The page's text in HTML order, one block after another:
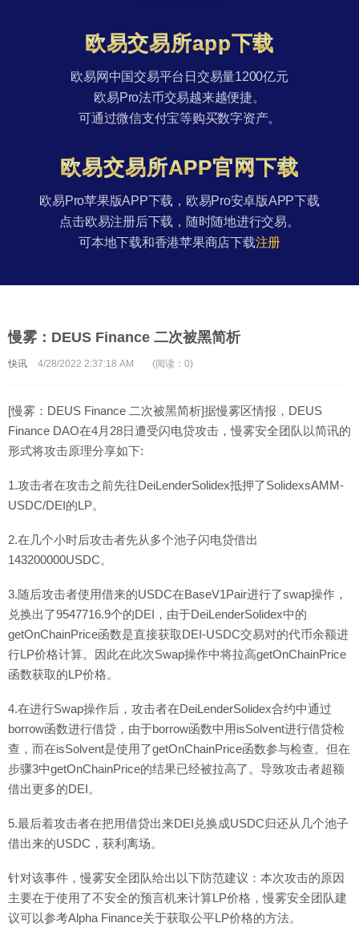
欧易交易所app下载
欧易网中国交易平台日交易量1200亿元
欧易Pro法币交易越来越便捷。
可通过微信支付宝等购买数字资产。
欧易交易所APP官网下载
欧易Pro苹果版APP下载，欧易Pro安卓版APP下载
点击欧易注册后下载，随时随地进行交易。
可本地下载和香港苹果商店下载注册
慢雾：DEUS Finance 二次被黑简析
快讯 4/28/2022 2:37:18 AM (阅读：0)
[慢雾：DEUS Finance 二次被黑简析]据慢雾区情报，DEUS
Finance DAO在4月28日遭受闪电贷攻击，慢雾安全团队以简讯的
形式将攻击原理分享如下:
1.攻击者在攻击之前先往DeiLenderSolidex抵押了SolidexsAMM-
USDC/DEI的LP。
2.在几个小时后攻击者先从多个池子闪电贷借出
143200000USDC。
3.随后攻击者使用借来的USDC在BaseV1Pair进行了swap操作，
兑换出了9547716.9个的DEI，由于DeiLenderSolidex中的
getOnChainPrice函数是直接获取DEI-USDC交易对的代币余额进
行LP价格计算。因此在此次Swap操作中将拉高getOnChainPrice
函数获取的LP价格。
4.在进行Swap操作后，攻击者在DeiLenderSolidex合约中通过
borrow函数进行借贷，由于borrow函数中用isSolvent进行借贷检
查，而在isSolvent是使用了getOnChainPrice函数参与检查。但在
步骤3中getOnChainPrice的结果已经被拉高了。导致攻击者超额
借出更多的DEI。
5.最后着攻击者在把用借贷出来DEI兑换成USDC归还从几个池子
借出来的USDC，获利离场。
针对该事件，慢雾安全团队给出以下防范建议：本次攻击的原因
主要在于使用了不安全的预言机来计算LP价格，慢雾安全团队建
议可以参考Alpha Finance关于获取公平LP价格的方法。